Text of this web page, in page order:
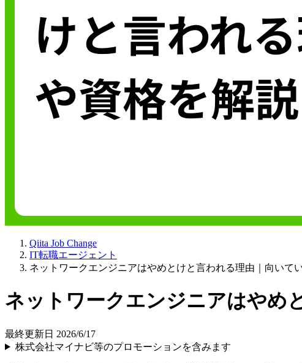
Qiita Job Change
IT転職エージェント
ネットワークエンジニアはやめとけと言われる理由｜向いて
ネットワークエンジニアはやめ
最終更新日 2026/6/17
株式会社マイナビ等のプロモーションを含みます